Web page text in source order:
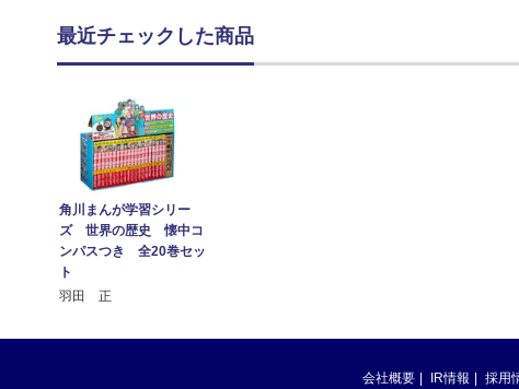
最近チェックした商品
角川まんが学習シリー
ズ 世界の歴史 懐中コ
ンパスつき 全20巻セッ
ト
羽田 正
会社概要 IR情報 採用